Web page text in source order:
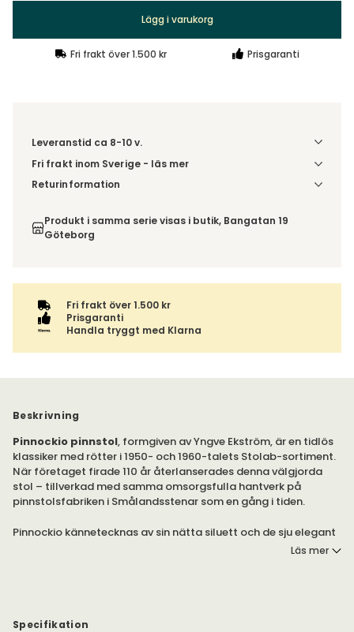
Lägg i varukorg
Fri frakt över 1.500 kr Prisgaranti
Leveranstid ca 8-10 v.
Fri frakt inom Sverige - läs mer
Denna vara skickas till din port/tomtgräns. Innan leverans
ordern tillsammans.
Returinformation
inte av ångerrätten.
Produkt i samma serie visas i butik, Bangatan 19
Göteborg
Fri frakt över 1.500 kr
Prisgaranti
Handla tryggt med Klarna
Beskrivning
Pinnockio pinnstol, formgiven av Yngve Ekström, är en tidlös
klassiker med rötter i 1950- och 1960-talets Stolab-sortiment.
När företaget firade 110 år återlanserades denna välgjorda
stol – tillverkad med samma omsorgsfulla hantverk på
pinnstolsfabriken i Smålandsstenar som en gång i tiden.
Pinnockio kännetecknas av sin nätta siluett och de sju elegant
Läs mer
Specifikation